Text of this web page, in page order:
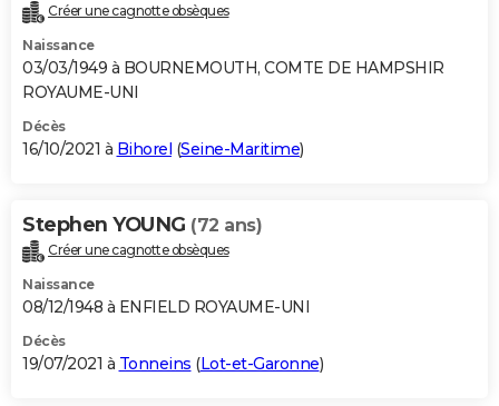
Créer une cagnotte obsèques
Naissance
03/03/1949 à BOURNEMOUTH, COMTE DE HAMPSHIR
ROYAUME-UNI
Décès
16/10/2021 à Bihorel (Seine-Maritime)
Stephen YOUNG (72 ans)
Créer une cagnotte obsèques
Naissance
08/12/1948 à ENFIELD ROYAUME-UNI
Décès
19/07/2021 à Tonneins (Lot-et-Garonne)